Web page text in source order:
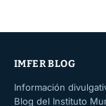
IMFER BLOG
Información
Blog del Instituto